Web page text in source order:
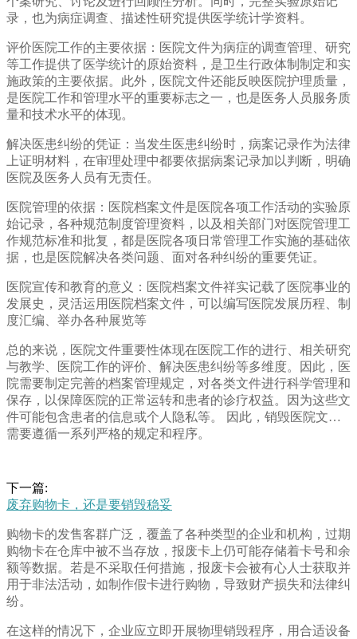
录，也为病症调查、描述性研究提供医学统计学资料。
评价医院工作的主要依据：医院文件为病症的调查管理、研究
等工作提供了医学统计的原始资料，是卫生行政体制制定和实
施政策的主要依据。此外，医院文件还能反映医院护理质量，
是医院工作和管理水平的重要标志之一，也是医务人员服务质
量和技术水平的体现。
解决医患纠纷的凭证：当发生医患纠纷时，病案记录作为法律
上证明材料，在审理处理中都要依据病案记录加以判断，明确
医院及医务人员有无责任。
医院管理的依据：医院档案文件是医院各项工作活动的实验原
始记录，各种规范制度管理资料，以及相关部门对医院管理工
作规范标准和批复，都是医院各项日常管理工作实施的基础依
据，也是医院解决各类问题、面对各种纠纷的重要凭证。
医院宣传和教育的意义：医院档案文件祥实记载了医院事业的
发展史，灵活运用医院档案文件，可以编写医院发展历程、制
度汇编、举办各种展览等
总的来说，医院文件重要性体现在医院工作的进行、相关研究
与教学、医院工作的评价、解决医患纠纷等多维度。因此，医
院需要制定完善的档案管理规定，对各类文件进行科学管理和
保存，以保障医院的正常运转和患者的诊疗权益。因为这些文
件可能包含患者的信息或个人隐私等。 因此，销毁医院文件
需要遵循一系列严格的规定和程序。
下一篇:
废弃购物卡，还是要销毁稳妥
购物卡的发售客群广泛，覆盖了各种类型的企业和机构，过期
购物卡在仓库中被不当存放，报废卡上仍可能存储着卡号和余
额等数据。若是不采取任何措施，报废卡会被有心人士获取并
用于非法活动，如制作假卡进行购物，导致财产损失和法律纠
纷。
在这样的情况下，企业应立即开展物理销毁程序，用合适设备